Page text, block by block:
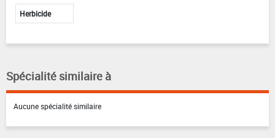
Herbicide
Spécialité similaire à
Aucune spécialité similaire